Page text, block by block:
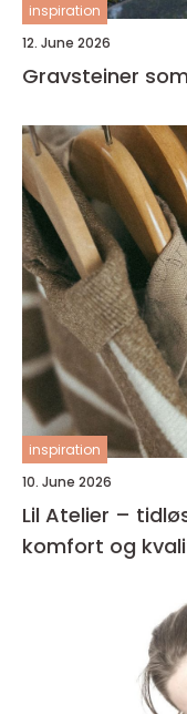
inspiration
12. June 2026
Gravsteiner
inspiration
10. June 2026
Lil Atelier –
komfort og